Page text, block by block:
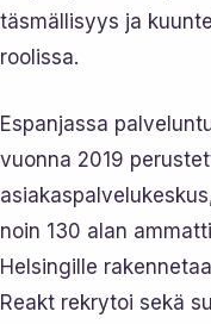
täsmällisyys ja
roolissa.
Espanjassa
vuonna 2019
noin 130 alan
Helsingille
Reakt rekrytoi sekä